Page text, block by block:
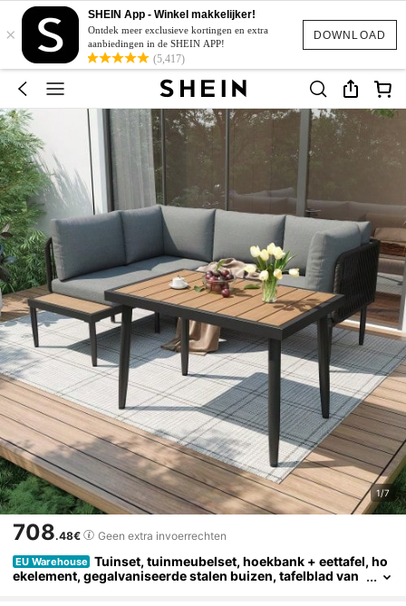
DOWNLOAD
×
SHEIN App - Winkel makkelijker!
Ontdek meer exclusieve kortingen en extra
aanbiedingen in de SHEIN APP!
(5,417)
1/7
708.48€ Geen extra invoerrechten
EU Warehouse Tuinset, tuinmeubelset, hoekbank + eettafel, ho
ekelement, gegalvaniseerde stalen buizen, tafelblad van